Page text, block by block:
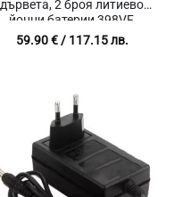
дървета, 2 броя литиево
йонни батерии 398VF,
Капацитет 3000 mAh,
Водеща шина с дължина
59.90€/ 117.15 лв.